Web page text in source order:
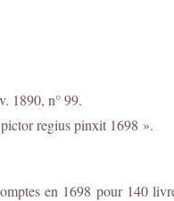
1890, n° 99.
regius pinxit 1698 ».
en 1698 pour 140